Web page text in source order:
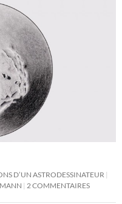
D’UN ASTRODESSINATEUR
2 COMMENTAIRES